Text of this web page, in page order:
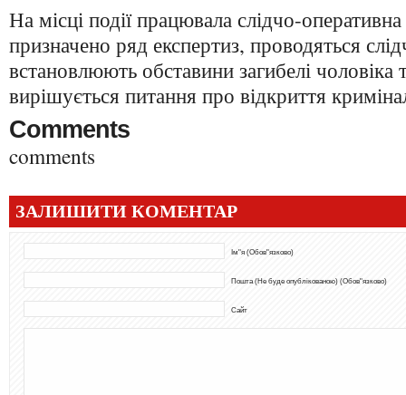
На місці події працювала слідчо-
призначено ряд експертиз, проводяться
встановлюють обставини загибелі
вирішується питання про відкриття
Comments
comments
ЗАЛИШИТИ КОМЕНТАР
Ім"я (Обов"язково)
Пошта (Не буде опублікованою) (Обов"язково)
Сайт